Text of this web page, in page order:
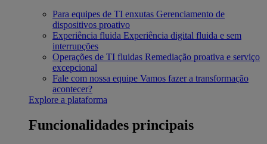
Para equipes de TI enxutas Gerenciamento de
dispositivos proativo
Experiência fluida Experiência digital fluida e sem
interrupções
Operações de TI fluidas Remediação proativa e serviço
excepcional
Fale com nossa equipe Vamos fazer a transformação
acontecer?
Explore a plataforma
Funcionalidades principais